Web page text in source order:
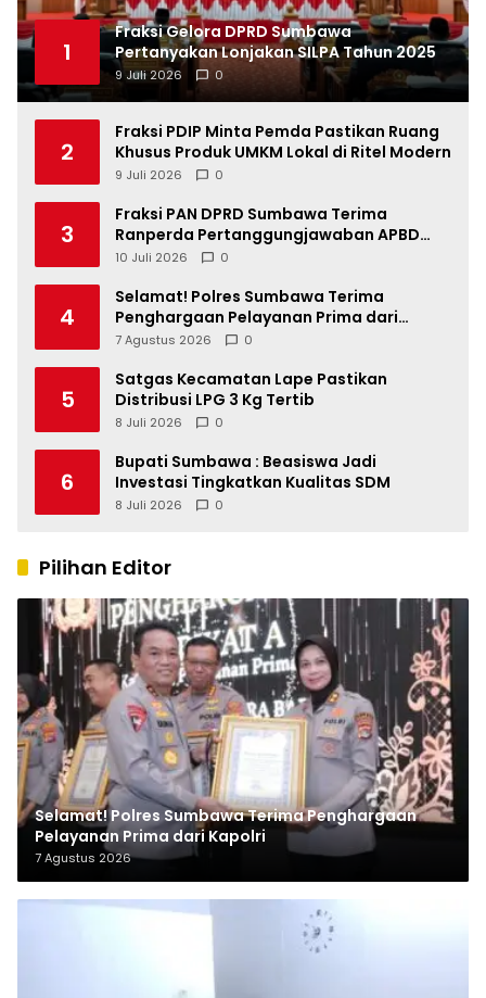
1
Fraksi Gelora DPRD Sumbawa
Pertanyakan Lonjakan SILPA Tahun 2025
9 Juli 2026 0
2
Fraksi PDIP Minta Pemda Pastikan Ruang
Khusus Produk UMKM Lokal di Ritel Modern
9 Juli 2026 0
3
Fraksi PAN DPRD Sumbawa Terima
Ranperda Pertanggungjawaban APBD
2025, Soroti SILPA Rp201,68 Miliar dan
10 Juli 2026 0
4
Selamat! Polres Sumbawa Terima
Penghargaan Pelayanan Prima dari
Kapolri
7 Agustus 2026 0
5
Satgas Kecamatan Lape Pastikan
Distribusi LPG 3 Kg Tertib
8 Juli 2026 0
6
Bupati Sumbawa : Beasiswa Jadi
Investasi Tingkatkan Kualitas SDM
8 Juli 2026 0
Pilihan Editor
Selamat! Polres Sumbawa Terima Penghargaan
Pelayanan Prima dari Kapolri
7 Agustus 2026